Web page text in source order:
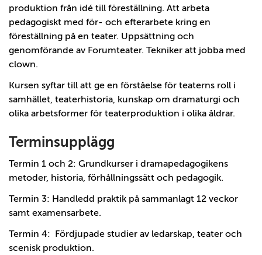
produktion från idé till föreställning. Att arbeta
pedagogiskt med för- och efterarbete kring en
föreställning på en teater. Uppsättning och
genomförande av Forumteater. Tekniker att jobba med
clown.
Kursen syftar till att ge en förståelse för teaterns roll i
samhället, teaterhistoria, kunskap om dramaturgi och
olika arbetsformer för teaterproduktion i olika åldrar.
Terminsupplägg
Termin 1 och 2: Grundkurser i dramapedagogikens
metoder, historia, förhållningssätt och pedagogik.
Termin 3: Handledd praktik på sammanlagt 12 veckor
samt examensarbete.
Termin 4: Fördjupade studier av ledarskap, teater och
scenisk produktion.